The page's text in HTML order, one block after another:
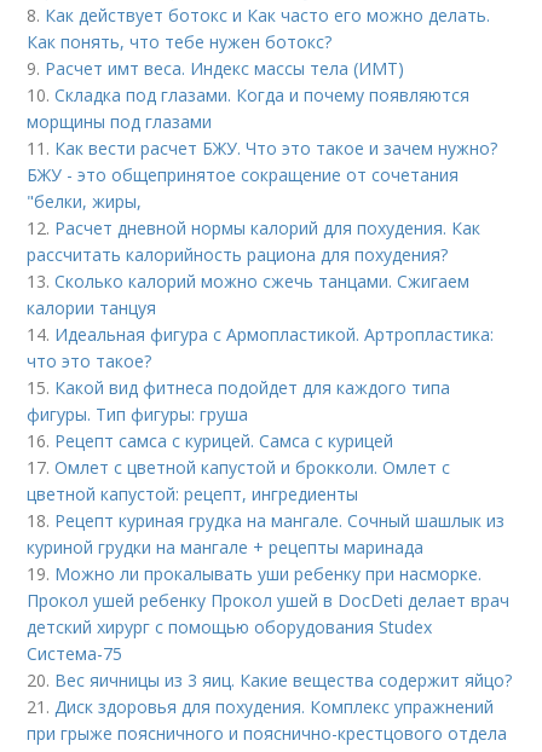
8. Как действует ботокс и Как часто его можно делать.
Как понять, что тебе нужен ботокс?
9. Расчет имт веса. Индекс массы тела (ИМТ)
10.Складка под глазами. Когда и почему появляются
морщины под глазами
11. Как вести расчет БЖУ. Что это такое и зачем нужно?
БЖУ - это общепринятое сокращение от сочетания
"белки, жиры,
12. Расчет дневной нормы калорий для похудения. Как
рассчитать калорийность рациона для похудения?
13.Сколько калорий можно сжечь танцами. Сжигаем
калории танцуя
14. Идеальная фигура с Армопластикой. Артропластика:
что это такое?
15. Какой вид фитнеса подойдет для каждого типа
фигуры. Тип фигуры: груша
16. Рецепт самса с курицей. Самса с курицей
17.Омлет с цветной капустой и брокколи. Омлет с
цветной капустой: рецепт, ингредиенты
18. Рецепт куриная грудка на мангале. Сочный шашлык из
куриной грудки на мангале + рецепты маринада
19. Можно ли прокалывать уши ребенку при насморке.
Прокол ушей ребенку Прокол ушей в DocDeti делает врач
детский хирург с помощью оборудования Studex
Система-75
20. Вес яичницы из 3 яиц. Какие вещества содержит яйцо?
21.Диск здоровья для похудения. Комплекс упражнений
при грыже поясничного и пояснично-крестцового отдела